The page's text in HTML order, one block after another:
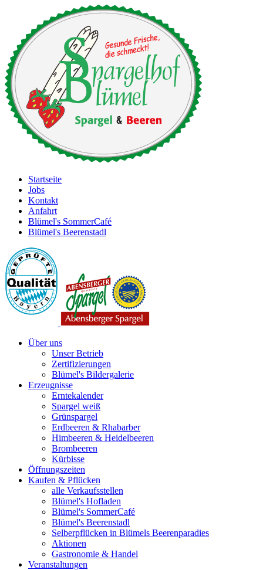
Startseite
Jobs
Kontakt
Anfahrt
Blümel's SommerCafé
Blümel's Beerenstadl
Über uns
Unser Betrieb
Zertifizierungen
Blümel's Bildergalerie
Erzeugnisse
Erntekalender
Spargel weiß
Grünspargel
Erdbeeren & Rhabarber
Himbeeren & Heidelbeeren
Brombeeren
Kürbisse
Öffnungszeiten
Kaufen & Pflücken
alle Verkaufsstellen
Blümel's Hofladen
Blümel's SommerCafé
Blümel's Beerenstadl
Selberpflücken in Blümels Beerenparadies
Aktionen
Gastronomie & Handel
Veranstaltungen